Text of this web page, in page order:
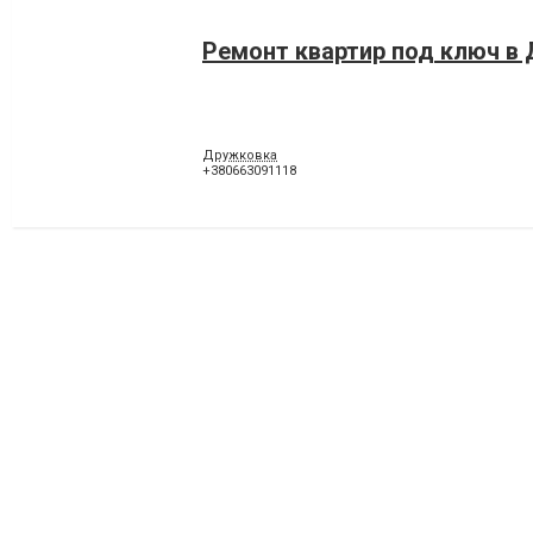
Ремонт квартир под ключ в
Дружковка
+380663091118